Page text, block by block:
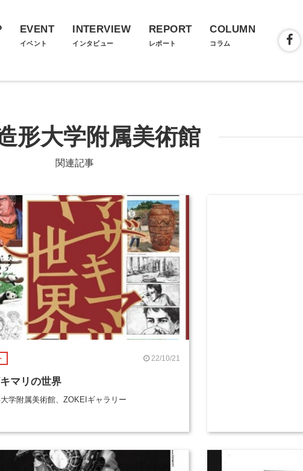
EVENT
イベント
INTERVIEW
インタビュー
REPORT
レポート
COLUMN
コラム
形大学附属美術館
関連記事
22/10/21
マリの世界
学附属美術館、ZOKEIギャラリー